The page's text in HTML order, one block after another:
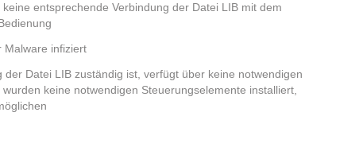
entsprechende Verbindung der Datei LIB mit dem
Malware infiziert
Datei LIB zuständig ist, verfügt über keine notwendigen
keine notwendigen Steuerungselemente installiert,